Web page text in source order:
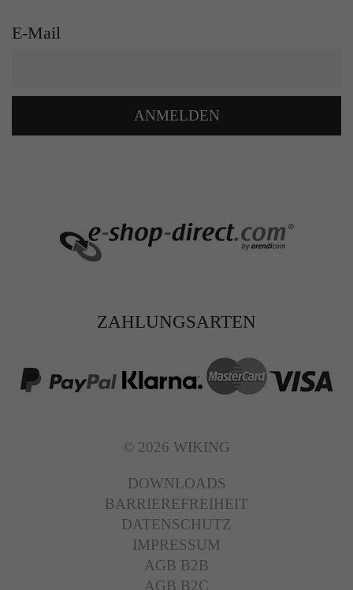
E-Mail
ANMELDEN
ZAHLUNGSARTEN
© 2026 WIKING
DOWNLOADS
BARRIEREFREIHEIT
DATENSCHUTZ
IMPRESSUM
AGB B2B
AGB B2C